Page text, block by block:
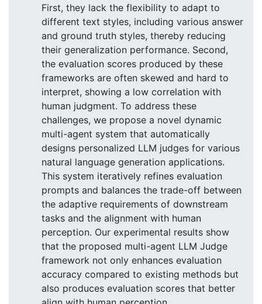
First, they lack the flexibility to adapt to
different text styles, including various answer
and ground truth styles, thereby reducing
their generalization performance. Second,
the evaluation scores produced by these
frameworks are often skewed and hard to
interpret, showing a low correlation with
human judgment. To address these
challenges, we propose a novel dynamic
multi-agent system that automatically
designs personalized LLM judges for various
natural language generation applications.
This system iteratively refines evaluation
prompts and balances the trade-off between
the adaptive requirements of downstream
tasks and the alignment with human
perception. Our experimental results show
that the proposed multi-agent LLM Judge
framework not only enhances evaluation
accuracy compared to existing methods but
also produces evaluation scores that better